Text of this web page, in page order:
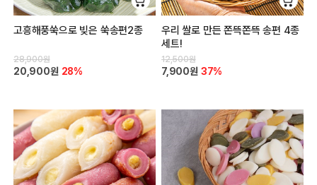
고흥해풍쑥으로 빚은 쑥송편2종
28,900원
20,900원 28%
우리 쌀로 만든 쫀뜩쫀뜩 송편 4종
세트!
12,500원
7,900원 37%